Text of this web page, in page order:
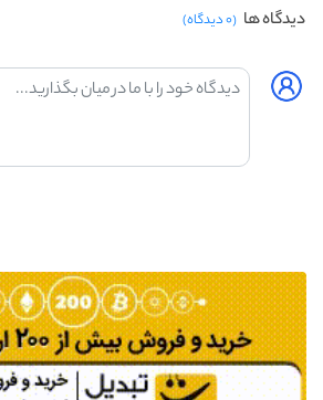
دیدگاه ها (۰ دیدگاه)